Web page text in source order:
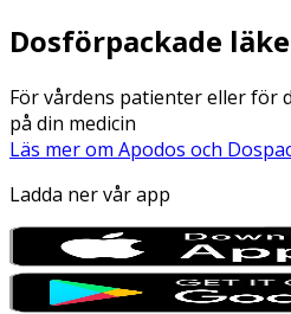
Dosförpackade
För vårdens patienter eller för
på din medicin
Läs mer om Apodos och
Ladda ner vår app